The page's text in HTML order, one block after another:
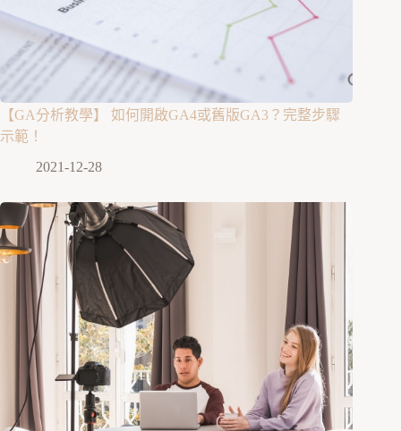
【GA分析教學】 如何開啟GA4或舊版GA3？完整步驟
示範！
2021-12-28